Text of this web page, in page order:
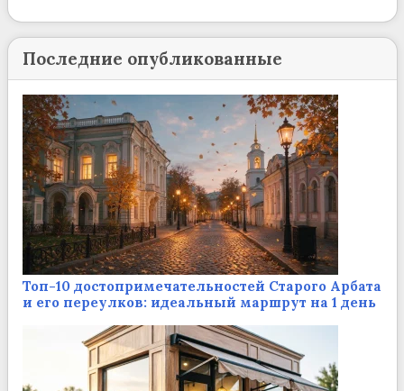
Последние опубликованные
Топ-10 достопримечательностей Старого Арбата
и его переулков: идеальный маршрут на 1 день